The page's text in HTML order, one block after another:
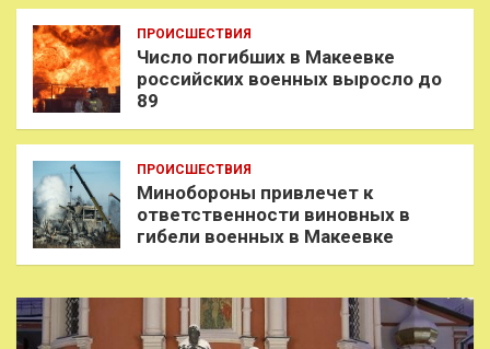
ПРОИСШЕСТВИЯ
Число погибших в Макеевке
российских военных выросло до
89
ПРОИСШЕСТВИЯ
Минобороны привлечет к
ответственности виновных в
гибели военных в Макеевке